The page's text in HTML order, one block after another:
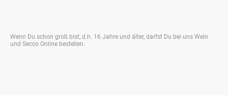
Wenn Du schon groß bist, d.h. 16 Jahre und älter, darfst Du bei uns Wein
und Secco Online bestellen.